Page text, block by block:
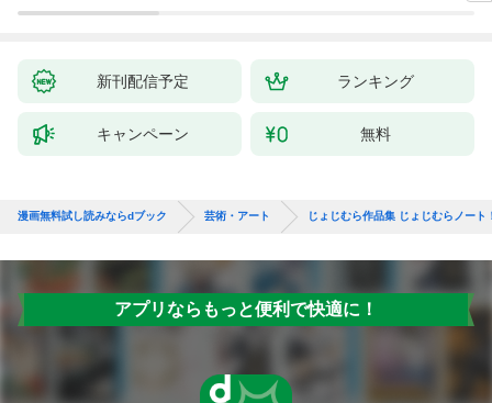
新刊配信予定 ランキング
キャンペーン 無料
漫画無料試し読みならdブック 芸術・アート じょじむら作品集 じょじむらノート
アプリならもっと便利で快適に！